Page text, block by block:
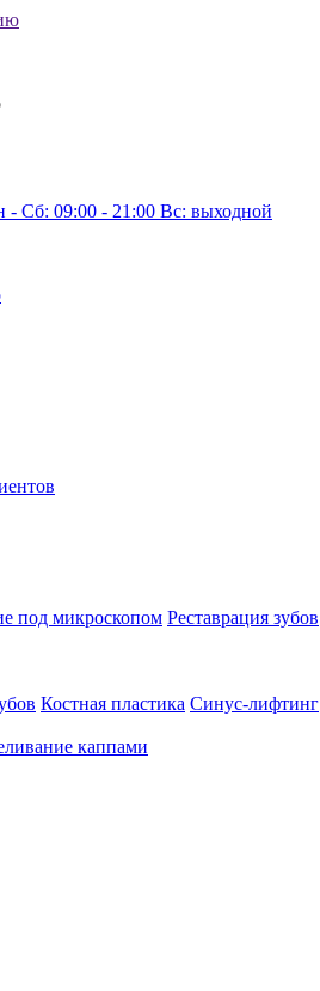
- Сб: 09:00 - 21:00 Вc: выходной
под микроскопом Реставрация зубов
Костная пластика Синус-лифтинг
каппами